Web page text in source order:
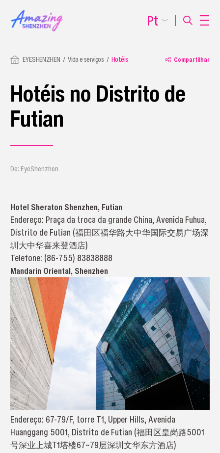
EYESHENZHEN Vida e serviços Hotéis Compartilhar
Hotéis no Distrito de
Futian
De: EyeShenzhen
Hotel Sheraton Shenzhen, Futian
Endereço: Praça da troca da grande China, Avenida Fuhua,
Distrito de Futian (福田区福华路大中华国际交易广场深
圳大中华喜来登酒店)
Telefone: (86-755) 83838888
Mandarin Oriental, Shenzhen
Endereço: 67-79/F, torre T1, Upper Hills, Avenida
Huanggang 5001, Distrito de Futian (福田区皇岗路5001
号深业上城T1塔楼67~79层深圳文华东方酒店)
Pt